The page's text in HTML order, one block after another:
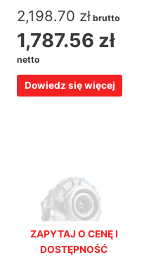
2,198.70 zł brutto
1,787.56 zł
netto
Dowiedz się więcej
ZAPYTAJ O CENĘ I
DOSTĘPNOŚĆ